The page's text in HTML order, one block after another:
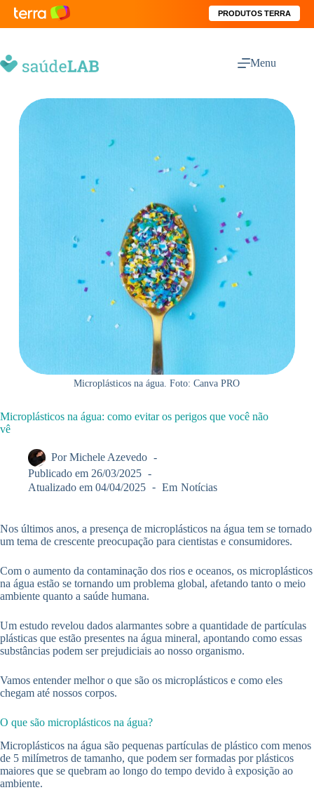
PRODUTOS TERRA
Menu
Microplásticos na água. Foto: Canva PRO
Microplásticos na água: como evitar os perigos que você não
vê
Por Michele Azevedo
Publicado em 26/03/2025
Atualizado em 04/04/2025 Em Notícias
Nos últimos anos, a presença de microplásticos na água tem se tornado
um tema de crescente preocupação para cientistas e consumidores.
Com o aumento da contaminação dos rios e oceanos, os microplásticos
na água estão se tornando um problema global, afetando tanto o meio
ambiente quanto a saúde humana.
Um estudo revelou dados alarmantes sobre a quantidade de partículas
plásticas que estão presentes na água mineral, apontando como essas
substâncias podem ser prejudiciais ao nosso organismo.
Vamos entender melhor o que são os microplásticos e como eles
chegam até nossos corpos.
O que são microplásticos na água?
Microplásticos na água são pequenas partículas de plástico com menos
de 5 milímetros de tamanho, que podem ser formadas por plásticos
maiores que se quebram ao longo do tempo devido à exposição ao
ambiente.